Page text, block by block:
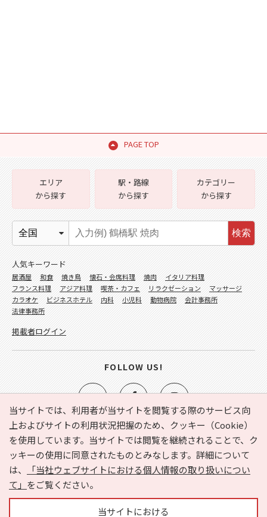
PAGE TOP
当サイトでは、利用者が当サイトを閲覧する際のサービス向
上およびサイトの利用状況把握のため、クッキー（Cookie）
を使用しています。当サイトでは閲覧を継続されることで、ク
ッキーの使用に同意されたものとみなします。詳細について
は、
「当社ウェブサイトにおける個人情報の取り扱いについ
て」 をご覧ください。
当サイトにおける
e-NAVITA（イーナビタ）とは？ お気に入り
ヘルプ
利用規約
個人情報の取り扱いについて
運営会社
サイトマップ
広告掲載に関するお問い合わせ
エリア
から探す
駅・路線
から探す
カテゴリー
から探す
検索
人気キーワード
居酒屋 和食 焼き鳥 懐石・会席料理 焼肉
イタリア料理
フランス料理
アジア料理 喫茶・カフェ リラクゼーション
マッサージ
カラオケ
ビジネスホテル 内科 小児科 動物病院
会計事務所
法律事務所
掲載者ログイン
FOLLOW US!